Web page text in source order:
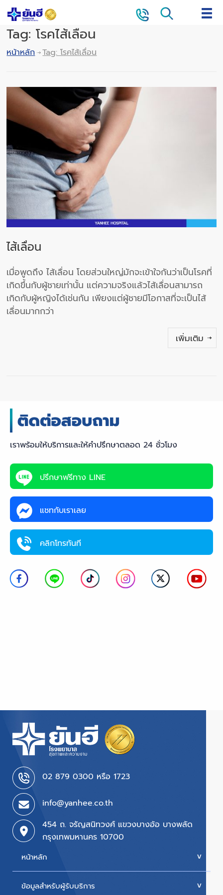
Tag: โรคไส้เลื่อน
หน้าหลัก Tag: โรคไส้เลื่อน
ไส้เลื่อน
เมื่อพูดถึง ไส้เลื่อน โดยส่วนใหญ่มักจะเข้าใจกันว่าเป็นโรคที่
เกิดขึ้นกับผู้ชายเท่านั้น แต่ความจริงแล้วไส้เลื่อนสามารถ
เกิดกับผู้หญิงได้เช่นกัน เพียงแต่ผู้ชายมีโอกาสที่จะเป็นไส้
เลื่อนมากกว่า
เพิ่มเติม
เราพร้อมให้บริการและให้คำปรึกษาตลอด 24 ชั่วโมง
ปรึกษาฟรีทาง LINE
แชทกับเราเลย
คลิกโทรทันที
02 879 0300 หรือ 1723
info@yanhee.co.th
454 ถ. จรัญสนิทวงศ์ แขวงบางอ้อ บางพลัด
กรุงเทพมหานคร 10700
หน้าหลัก
บริการของเรา
ข้อมูลสำหรับผู้รับบริการ